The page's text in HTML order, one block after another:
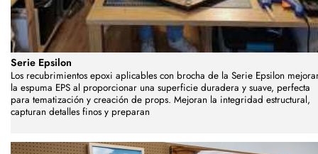
Serie Epsilon
Los recubrimientos epoxi aplicables con brocha de la Serie Epsilon
la espuma EPS al proporcionar una superficie duradera y suave, perfecta
para tematización y creación de props. Mejoran la integridad estructural,
capturan detalles finos y preparan